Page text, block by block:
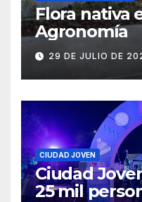
Flora nativa
Agronomía
29 DE JULIO DE
CIUDAD JOVEN
Ciudad
25 mil